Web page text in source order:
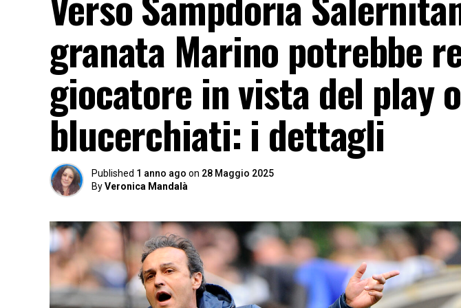
granata Marino potrebbe
giocatore in vista del play
blucerchiati: i dettagli
Published 1 anno ago on 28 Maggio 2025
ByVeronica Mandalà